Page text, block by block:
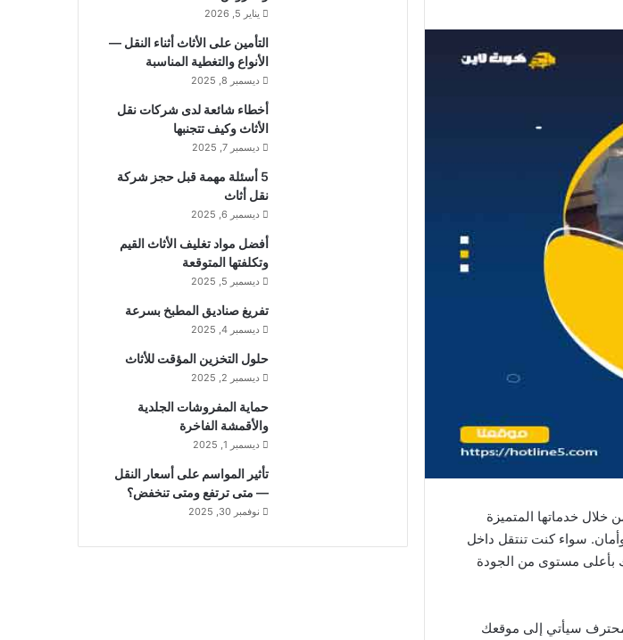
خدماتها المتميزة
سواء كنت تنتقل داخل
بأعلى مستوى من الجودة
سيأتي إلى موقعك
يناير 5, 2026
التأمين على الأثاث أثناء النقل —
الأنواع والتغطية المناسبة
ديسمبر 8, 2025
أخطاء شائعة لدى شركات نقل
الأثاث وكيف تتجنبها
ديسمبر 7, 2025
5 أسئلة مهمة قبل حجز شركة
نقل أثاث
ديسمبر 6, 2025
أفضل مواد تغليف الأثاث القيم
وتكلفتها المتوقعة
ديسمبر 5, 2025
تفريغ صناديق المطبخ بسرعة
ديسمبر 4, 2025
حلول التخزين المؤقت للأثاث
ديسمبر 2, 2025
حماية المفروشات الجلدية
والأقمشة الفاخرة
ديسمبر 1, 2025
تأثير المواسم على أسعار النقل
— متى ترتفع ومتى تنخفض؟
نوفمبر 30, 2025